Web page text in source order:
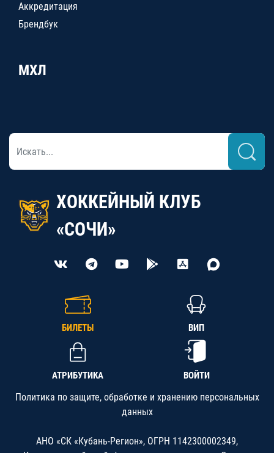
Аккредитация
Брендбук
МХЛ
ХОККЕЙНЫЙ КЛУБ
«СОЧИ»
БИЛЕТЫ ВИП
АТРИБУТИКА ВОЙТИ
Политика по защите, обработке и хранению персональных
данных
АНО «СК «Кубань-Регион», ОГРН 1142300002349,